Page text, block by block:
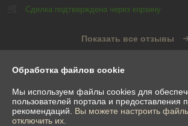
Сделка подтверждена через корзину
Показать все отзывы
Контакты
Обработка файлов cookie
Мы используем файлы cookies для
пользователей портала и предоставления
рекомендаций. Вы можете настроить
отключить их.